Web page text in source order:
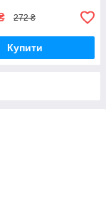
272 ₴
Купити